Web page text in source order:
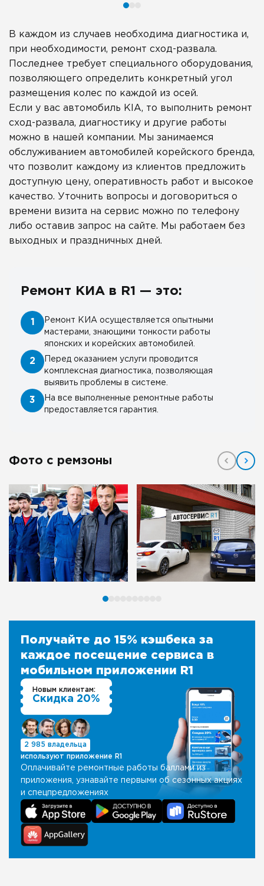
В каждом из случаев необходима диагностика и,
при необходимости, ремонт сход-развала.
Последнее требует специального оборудования,
позволяющего определить конкретный угол
размещения колес по каждой из осей.
Если у вас автомобиль KIA, то выполнить ремонт
сход-развала, диагностику и другие работы
можно в нашей компании. Мы занимаемся
обслуживанием автомобилей корейского бренда,
что позволит каждому из клиентов предложить
доступную цену, оперативность работ и высокое
качество. Уточнить вопросы и договориться о
времени визита на сервис можно по телефону
либо оставив запрос на сайте. Мы работаем без
выходных и праздничных дней.
Ремонт КИА в R1 — это:
1
Ремонт КИА осуществляется опытными
мастерами, знающими тонкости работы
японских и корейских автомобилей.
2
Перед оказанием услуги проводится
комплексная диагностика, позволяющая
выявить проблемы в системе.
3
На все выполненные ремонтные работы
предоставляется гарантия.
Фото с ремзоны
Получайте до 15% кэшбека за
каждое посещение сервиса в
мобильном приложении R1
Оплачивайте ремонтные работы баллами из
приложения, узнавайте первыми об сезонных акциях
и спецпредложениях
Новым клиентам:
Скидка 20%
2 985 владельца
используют приложение R1